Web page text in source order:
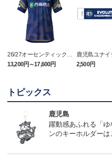
26/27オーセンティックユ
ニフォーム（FP1st）
13,200円～17,600円
鹿児島ユナ
バクーダ タ
ー
2,500円
トピックス
鹿児島
躍動感あふれる「
ンのキーホルダーは